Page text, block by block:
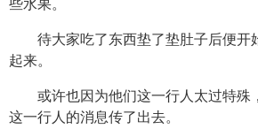
些水果。
待大家吃了东西垫了垫肚子后便开
起来。
或许也因为他们这一行人太过特殊
这一行人的消息传了出去。